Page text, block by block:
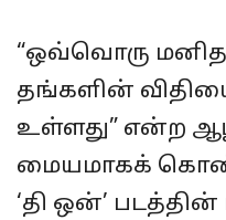
“ஒவ்வொரு
தங்களின்
உள்ளது” என்ற
மையமாகக்
‘தி ஒன்’ படத்தின்